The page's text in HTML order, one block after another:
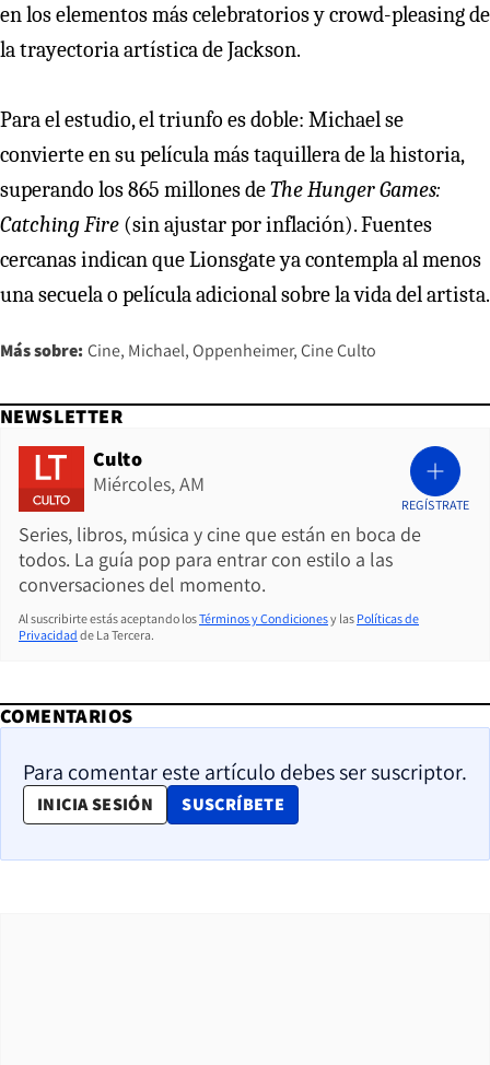
en los elementos más celebratorios y crowd-pleasing de
la trayectoria artística de Jackson.
Para el estudio, el triunfo es doble: Michael se
convierte en su película más taquillera de la historia,
superando los 865 millones deThe Hunger Games:
Catching Fire (sin ajustar por inflación). Fuentes
cercanas indican que Lionsgate ya contempla al menos
una secuela o película adicional sobre la vida del artista.
Más sobre: Cine Michael Oppenheimer Cine Culto
NEWSLETTER
Culto
Miércoles, AM
Series, libros, música y cine que están en boca de
todos. La guía pop para entrar con estilo a las
conversaciones del momento.
REGÍSTRATE
Al suscribirte estás aceptando losTérminos y Condicionesy las Políticas de
Privacidad de La Tercera.
COMENTARIOS
Para comentar este artículo debes ser suscriptor.
INICIA SESIÓN SUSCRÍBETE
OPENS IN NEW WINDOW